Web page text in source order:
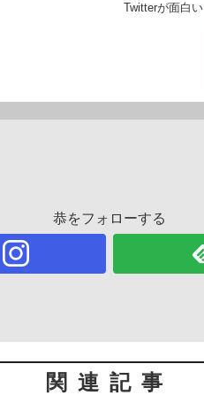
Twitterが面白い
恭をフォローする
関連記事